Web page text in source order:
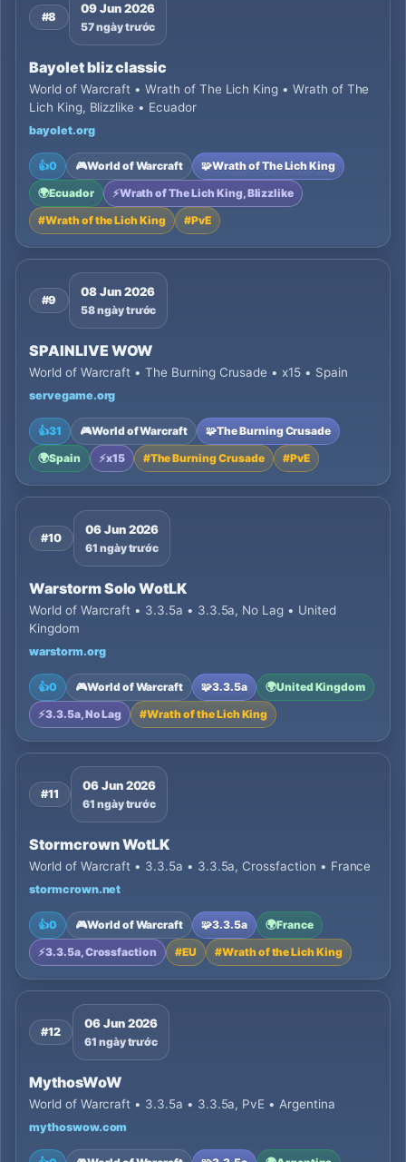
#8
09 Jun 2026
57 ngày trước
Bayolet bliz classic
World of Warcraft • Wrath of The Lich King • Wrath of The
Lich King, Blizzlike • Ecuador
bayolet.org
👍0 🎮World of Warcraft 🧩Wrath of The Lich King
🌍Ecuador ⚡Wrath of The Lich King, Blizzlike
#Wrath of the Lich King #PvE
#9
08 Jun 2026
58 ngày trước
SPAINLIVE WOW
World of Warcraft • The Burning Crusade • x15 • Spain
servegame.org
👍31 🎮World of Warcraft 🧩The Burning Crusade
🌍Spain ⚡x15 #The Burning Crusade #PvE
#10
06 Jun 2026
61 ngày trước
Warstorm Solo WotLK
World of Warcraft • 3.3.5a • 3.3.5a, No Lag • United
Kingdom
warstorm.org
👍0 🎮World of Warcraft 🧩3.3.5a 🌍United Kingdom
⚡3.3.5a, No Lag #Wrath of the Lich King
#11
06 Jun 2026
61 ngày trước
Stormcrown WotLK
World of Warcraft • 3.3.5a • 3.3.5a, Crossfaction • France
stormcrown.net
👍0 🎮World of Warcraft 🧩3.3.5a 🌍France
⚡3.3.5a, Crossfaction #EU #Wrath of the Lich King
#12
06 Jun 2026
61 ngày trước
MythosWoW
World of Warcraft • 3.3.5a • 3.3.5a, PvE • Argentina
mythoswow.com